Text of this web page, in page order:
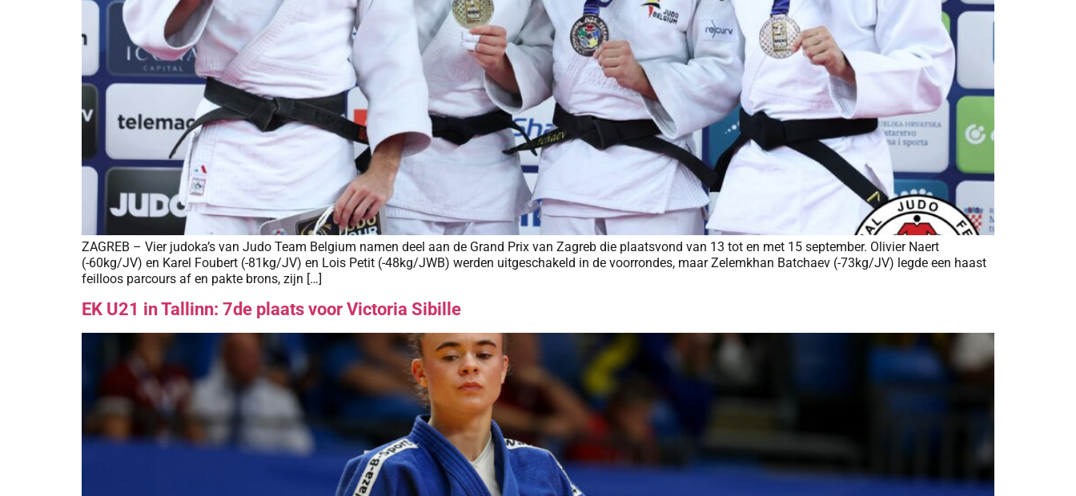
ZAGREB – Vier judoka’s van Judo Team Belgium namen deel aan de Grand Prix van Zagreb die plaatsvond van 13 tot en met 15 september. Olivier Naert
(-60kg/JV) en Karel Foubert (-81kg/JV) en Lois Petit (-48kg/JWB) werden uitgeschakeld in de voorrondes, maar Zelemkhan Batchaev (-73kg/JV) legde een haast
feilloos parcours af en pakte brons, zijn […]
EK U21 in Tallinn: 7de plaats voor Victoria Sibille